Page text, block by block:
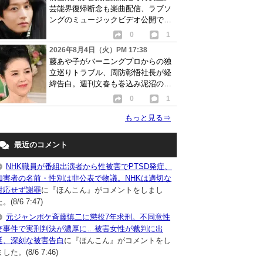
芸能界復帰断念も楽曲配信、ラブソ
ングのミュージックビデオ公開で批
0
1
2026年8月4日（火）PM 17:38
藤あや子がバーニングプロからの独
立巡りトラブル、周防彰悟社長が経
緯告白。週刊文春も巻込み泥沼の争
0 1
もっと見る⇒
最近のコメント
NHK職員が番組出演者から性被害でPTSD発症、
害者の名前・性別は非公表で物議。NHKは適切な
応せず謝罪に『ほんこん』がコメントをしまし
。(8/6 7:47)
元ジャンポケ斉藤慎二に懲役7年求刑。不同意性
事件で実刑判決が濃厚に…被害女性が裁判に出
、深刻な被害告白 に『ほんこん』がコメントをし
した。(8/6 7:46)